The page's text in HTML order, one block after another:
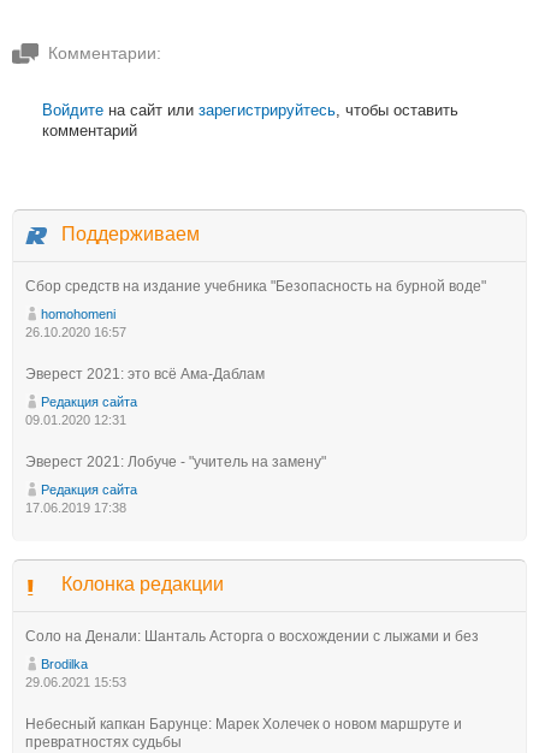
Комментарии:
Войдите на сайт или зарегистрируйтесь, чтобы оставить
комментарий
Поддерживаем
Сбор средств на издание учебника "Безопасность на бурной воде"
homohomeni
26.10.2020 16:57
Эверест 2021: это всё Ама-Даблам
Редакция сайта
09.01.2020 12:31
Эверест 2021: Лобуче - "учитель на замену"
Редакция сайта
17.06.2019 17:38
Колонка редакции
Соло на Денали: Шанталь Асторга о восхождении с лыжами и без
Brodilka
29.06.2021 15:53
Небесный капкан Барунце: Марек Холечек о новом маршруте и
превратностях судьбы